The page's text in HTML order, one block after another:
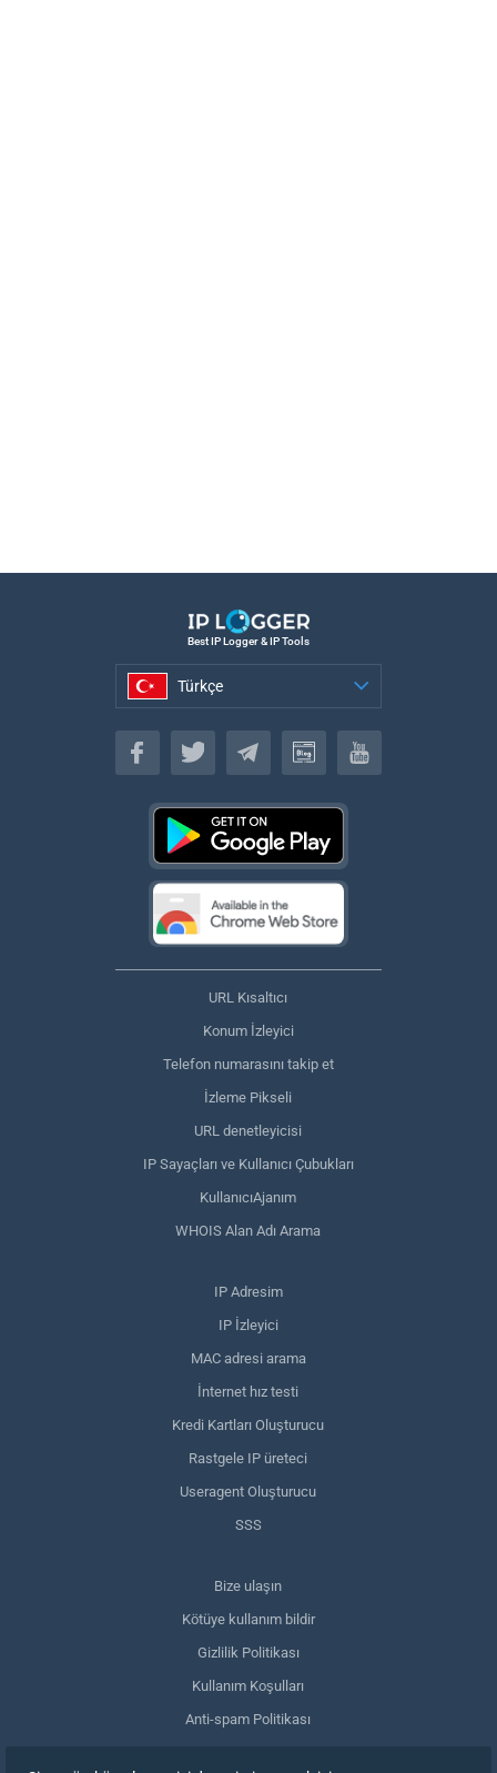
Best IP Logger & IP Tools
Türkçe
Türkçe
URL Kısaltıcı
Konum İzleyici
Telefon numarasını takip et
İzleme Pikseli
URL denetleyicisi
IP Sayaçları ve Kullanıcı Çubukları
KullanıcıAjanım
WHOIS Alan Adı Arama
IP Adresim
IP İzleyici
MAC adresi arama
İnternet hız testi
Kredi Kartları Oluşturucu
Rastgele IP üreteci
Useragent Oluşturucu
SSS
Bize ulaşın
Kötüye kullanım bildir
Gizlilik Politikası
Kullanım Koşulları
Anti-spam Politikası